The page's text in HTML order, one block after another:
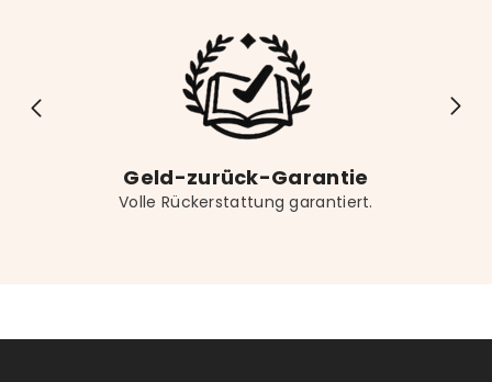
Geld-zurück-Garantie
Volle Rückerstattung garantiert.